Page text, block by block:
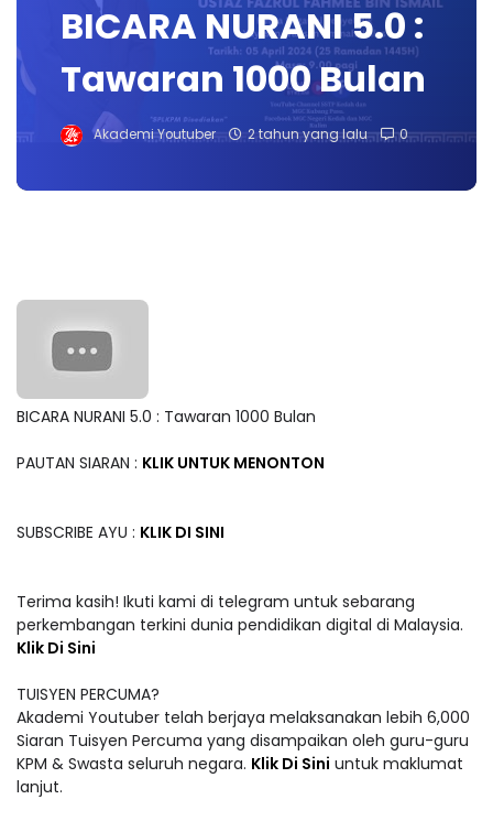
BICARA NURANI 5.0 :
Tawaran 1000 Bulan
Akademi Youtuber 2 tahun yang lalu 0
BICARA NURANI 5.0 : Tawaran 1000 Bulan
PAUTAN SIARAN : KLIK UNTUK MENONTON
SUBSCRIBE AYU : KLIK DI SINI
Terima kasih! Ikuti kami di telegram untuk sebarang
perkembangan terkini dunia pendidikan digital di Malaysia.
Klik Di Sini
TUISYEN PERCUMA?
Akademi Youtuber telah berjaya melaksanakan lebih 6,000
Siaran Tuisyen Percuma yang disampaikan oleh guru-guru
KPM & Swasta seluruh negara. Klik Di Sini untuk maklumat
lanjut.